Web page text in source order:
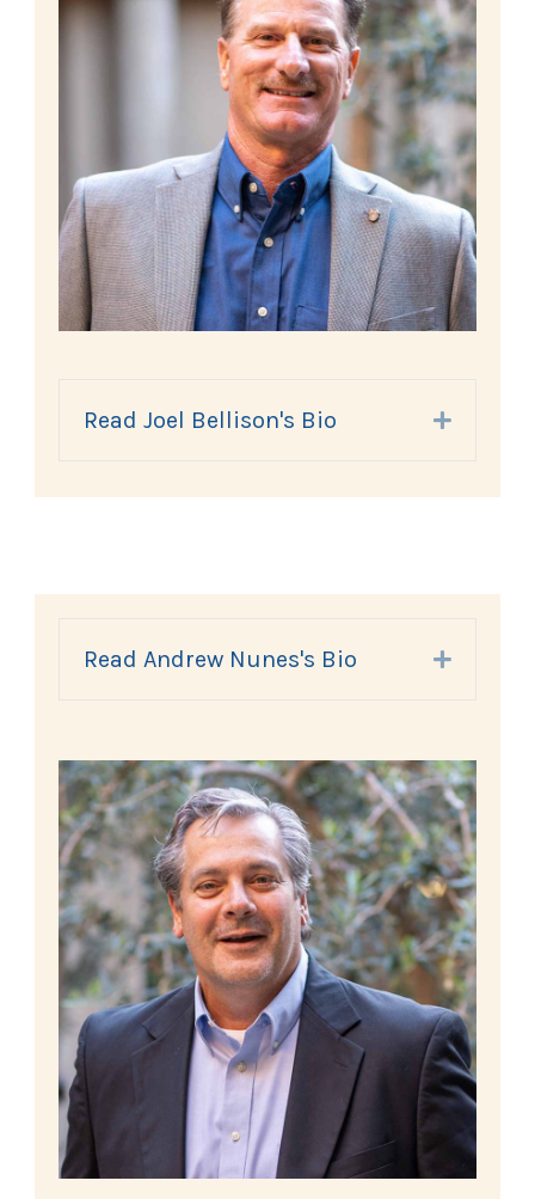
Read Joel Bellison's Bio Expand
Read Andrew Nunes's Bio Expand